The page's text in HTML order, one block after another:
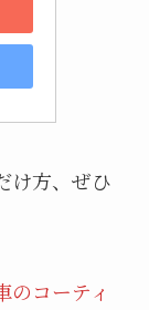
け方、ぜひ
コーティ